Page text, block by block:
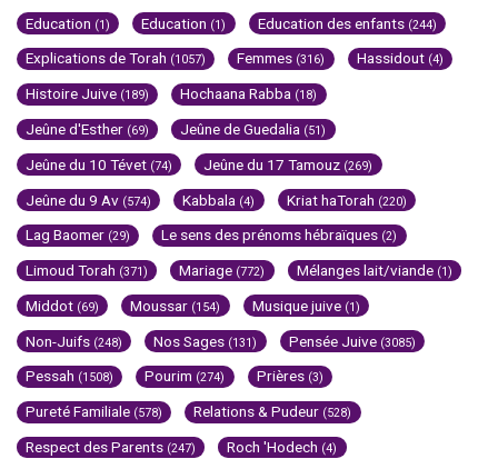
Education (1) Education (1) Education des enfants (244)
Explications de Torah (1057) Femmes (316) Hassidout (4)
Histoire Juive (189) Hochaana Rabba (18)
Jeûne d'Esther (69) Jeûne de Guedalia (51)
Jeûne du 10 Tévet (74) Jeûne du 17 Tamouz (269)
Jeûne du 9 Av (574) Kabbala (4) Kriat haTorah (220)
Lag Baomer (29) Le sens des prénoms hébraïques (2)
Limoud Torah (371) Mariage (772) Mélanges lait/viande (1)
Middot (69) Moussar (154) Musique juive (1)
Non-Juifs (248) Nos Sages (131) Pensée Juive (3085)
Pessah (1508) Pourim (274) Prières (3)
Pureté Familiale (578) Relations & Pudeur (528)
Respect des Parents (247) Roch 'Hodech (4)